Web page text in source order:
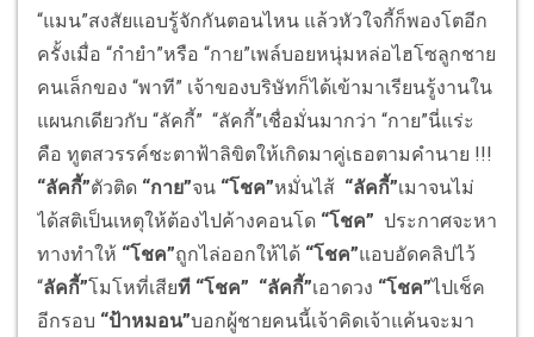
“แมน”สงสัยแอบรู้จักกันตอนไหน แล้วหัวใจกี้ก็พองโตอีก
ครั้งเมื่อ “กำยำ”หรือ “กาย”เพล์บอยหนุ่มหล่อไฮโซลูกชาย
คนเล็กของ “พาที” เจ้าของบริษัทก็ได้เข้ามาเรียนรู้งานใน
แผนกเดียวกับ “ลัคกี้” “ลัคกี้”เชื่อมั่นมากว่า “กาย”นี่แร่ะ
คือ ทูตสวรรค์ชะตาฟ้าลิขิตให้เกิดมาคู่เธอตามคำนาย !!!
“ลัคกี้”ตัวติด “กาย”จน “โชค”หมั่นไส้ “ลัคกี้”เมาจนไม่
ได้สติเป็นเหตุให้ต้องไปค้างคอนโด “โชค” ประกาศจะหา
ทางทำให้ “โชค”ถูกไล่ออกให้ได้ “โชค”แอบอัดคลิปไว้
“ลัคกี้”โมโหที่เสียที “โชค” “ลัคกี้”เอาดวง “โชค”ไปเช็ค
อีกรอบ “ป้าหมอน”บอกผู้ชายคนนี้เจ้าคิดเจ้าแค้นจะมา